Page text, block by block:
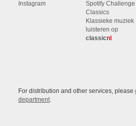
Instagram
Spotify Challenge
Classics
Klassieke muziek
luisteren op
classicnl
For distribution and other services, please
department